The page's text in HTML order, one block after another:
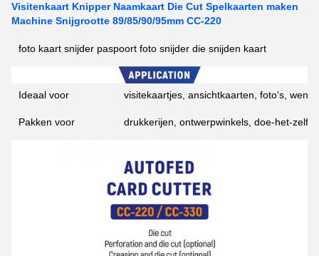
Visitenkaart Knipper Naamkaart Die Cut Spelkaarten maken
Machine Snijgrootte 89/85/90/95mm CC-220
foto kaart snijder paspoort foto snijder die snijden kaart
Ideaal voor visitekaartjes, ansichtkaarten, foto's,
Pakken voor drukkerijen, ontwerpwinkels, doe-het-zelf-